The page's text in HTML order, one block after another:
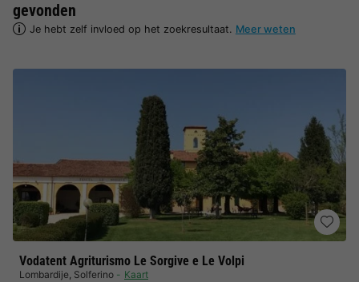
gevonden
Je hebt zelf invloed op het zoekresultaat. Meer weten
Vodatent Agriturismo Le Sorgive e Le Volpi
Lombardije, Solferino
Kaart